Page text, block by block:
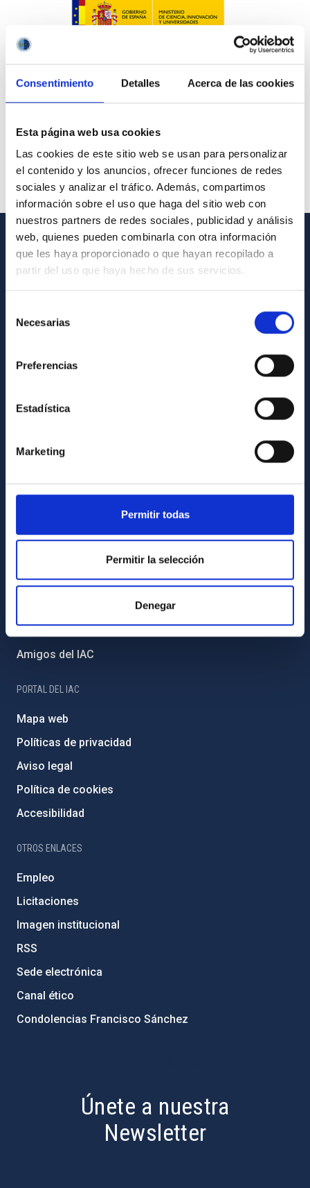
Consentimiento Detalles Acerca de las cookies
Esta página web usa cookies
Las cookies de este sitio web se usan para personalizar
el contenido y los anuncios, ofrecer funciones de redes
sociales y analizar el tráfico. Además, compartimos
información sobre el uso que haga del sitio web con
nuestros partners de redes sociales, publicidad y análisis
web, quienes pueden combinarla con otra información
que les haya proporcionado o que hayan recopilado a
partir del uso que haya hecho de sus servicios.
Necesarias
Preferencias
Estadística
Marketing
Permitir todas
Permitir la selección
Denegar
INFORMACIÓN GENERAL
Directorio de personal
INFORMACIÓN INSTITUCIONAL
Igualdad y diversidad de género
Forever IAC
Medio Ambiente y Sostenibilidad
Proyectos institucionales
Programa Severo Ochoa
Amigos del IAC
PORTAL DEL IAC
Mapa web
Políticas de privacidad
Aviso legal
Política de cookies
Accesibilidad
OTROS ENLACES
Empleo
Licitaciones
Imagen institucional
RSS
Sede electrónica
Canal ético
Condolencias Francisco Sánchez
Únete a nuestra
Newsletter